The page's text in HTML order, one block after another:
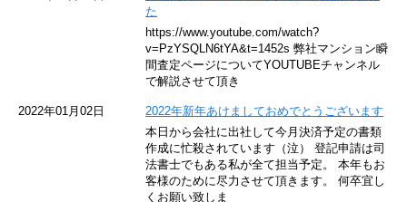
東京メトロ東西線
京王井の頭線
JR湘南新宿ライン
た
https://www.youtube.com/watch?
v=PzYSQLN6tYA&t=1452s 弊社マンション瞬
間査定ページについてYOUTUBEチャンネル
で解説させて頂き
2022年01月02日
2022年新年あけましておめでとうございます
本日から会社に出社して今月決済予定の書類
作成に忙殺されています（泣） 登記申請は司
法書士でもある私が全て担当予定。 本年もお
客様のために尽力させて頂きます。 何卒宜し
くお願い致しま